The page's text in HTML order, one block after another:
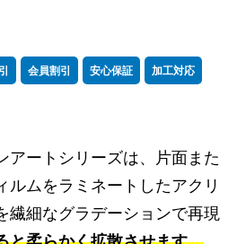
会員割引 安心保証 加工対応
アートシリーズは、片面また
ルムをラミネートしたアクリ
繊細なグラデーションで再現